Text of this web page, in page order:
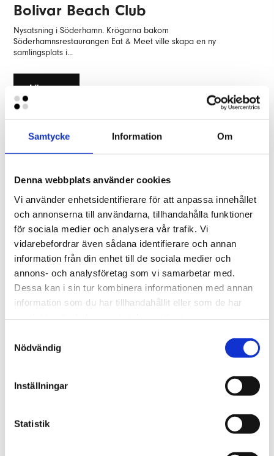
Samtycke Information Om
Denna webbplats använder cookies
Vi använder enhetsidentifierare för att anpassa innehållet
och annonserna till användarna, tillhandahålla funktioner
för sociala medier och analysera vår trafik. Vi
vidarebefordrar även sådana identifierare och annan
information från din enhet till de sociala medier och
annons- och analysföretag som vi samarbetar med.
Dessa kan i sin tur kombinera informationen med annan
information som du har tillhandahållit eller som de har
Nödvändig
Inställningar
Statistik
Bolivar Beach Club
Nysatsning i Söderhamn. Krögarna bakom
Söderhamnsrestaurangen Eat & Meet ville skapa en ny
samlingsplats i...
Läs mer
Tyska Bron AB
En flytande mötesplats i Göteborg Kunden önskade en restaurang